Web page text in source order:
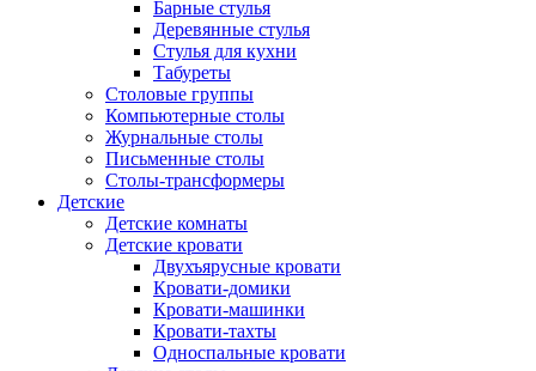
Барные стулья
Деревянные стулья
Стулья для кухни
Табуреты
Столовые группы
Компьютерные столы
Журнальные столы
Письменные столы
Столы-трансформеры
Детские
Детские комнаты
Детские кровати
Двухъярусные кровати
Кровати-домики
Кровати-машинки
Кровати-тахты
Односпальные кровати